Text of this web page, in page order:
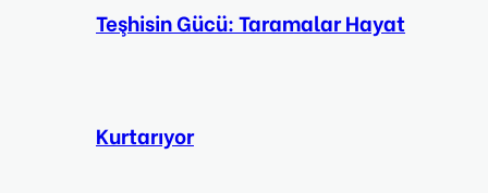
Teşhisin Gücü: Taramalar Hayat
Kurtarıyor